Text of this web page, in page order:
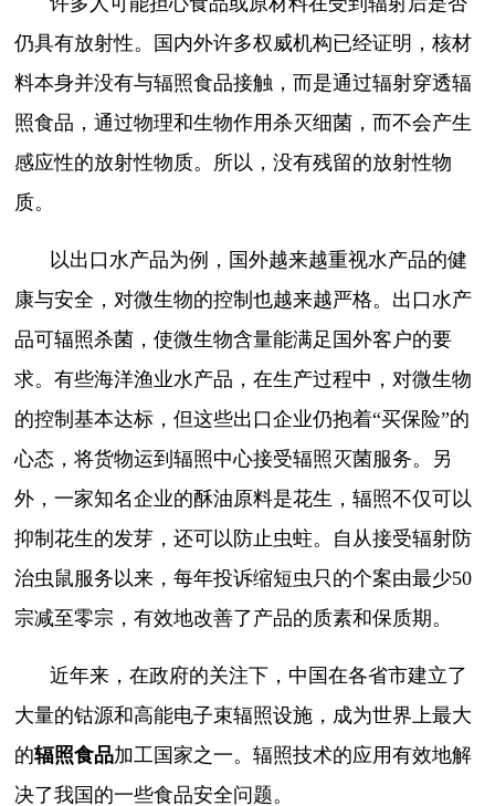
仍具有放射性。国内外许多权威机构已经证明，核材
料本身并没有与辐照食品接触，而是通过辐射穿透辐
照食品，通过物理和生物作用杀灭细菌，而不会产生
感应性的放射性物质。所以，没有残留的放射性物
质。
以出口水产品为例，国外越来越重视水产品的健
康与安全，对微生物的控制也越来越严格。出口水产
品可辐照杀菌，使微生物含量能满足国外客户的要
求。有些海洋渔业水产品，在生产过程中，对微生物
的控制基本达标，但这些出口企业仍抱着“买保险”的
心态，将货物运到辐照中心接受辐照灭菌服务。另
外，一家知名企业的酥油原料是花生，辐照不仅可以
抑制花生的发芽，还可以防止虫蛀。自从接受辐射防
治虫鼠服务以来，每年投诉缩短虫只的个案由最少50
宗减至零宗，有效地改善了产品的质素和保质期。
近年来，在政府的关注下，中国在各省市建立了
大量的钴源和高能电子束辐照设施，成为世界上最大
的辐照食品加工国家之一。辐照技术的应用有效地解
决了我国的一些食品安全问题。